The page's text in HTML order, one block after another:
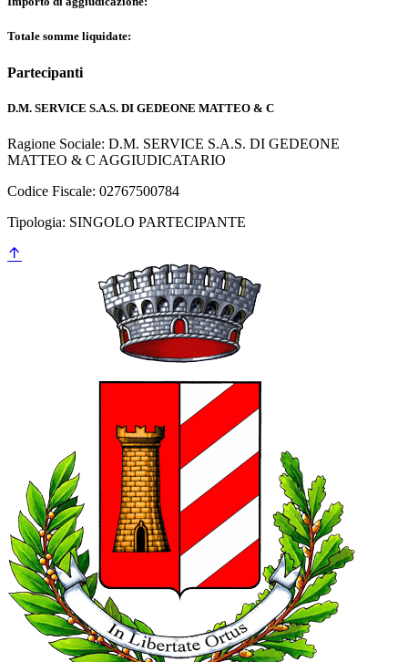
Totale somme liquidate:
Partecipanti
D.M. SERVICE S.A.S. DI GEDEONE MATTEO & C
Ragione Sociale: D.M. SERVICE S.A.S. DI GEDEONE
MATTEO & C AGGIUDICATARIO
Codice Fiscale: 02767500784
Tipologia: SINGOLO PARTECIPANTE